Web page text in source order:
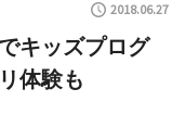
2018.06.27
キッズプログ
体験も